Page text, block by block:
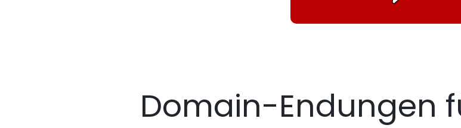
Domain-Endungen